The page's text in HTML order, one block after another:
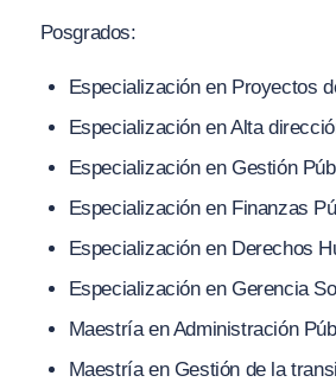
Posgrados:
Especialización en Proyectos
Especialización en Alta
Especialización en Gestión
Especialización en Finanzas
Especialización en Derechos
Especialización en Gerencia
Maestría en Administración
Maestría en Gestión de la